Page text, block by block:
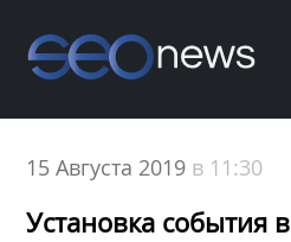
15 Августа 2019 в 11:30
Установка события в